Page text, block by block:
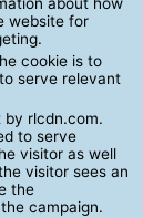
website for
cookie is to
serve relevant
by rlcdn.com.
to serve
visitor as well
visitor sees an
the
campaign.